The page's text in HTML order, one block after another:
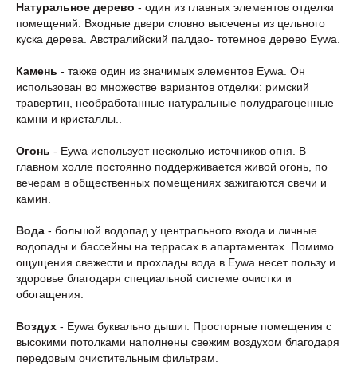
Натуральное дерево - один из главных элементов отделки
помещений. Входные двери словно высечены из цельного
куска дерева. Австралийский палдао- тотемное дерево Eywa.
Камень - также один из значимых элементов Eywa. Он
использован во множестве вариантов отделки: римский
травертин, необработанные натуральные полудрагоценные
камни и кристаллы..
Огонь - Eywa использует несколько источников огня. В
главном холле постоянно поддерживается живой огонь, по
вечерам в общественных помещениях зажигаются свечи и
камин.
Вода - большой водопад у центрального входа и личные
водопады и бассейны на террасах в апартаментах. Помимо
ощущения свежести и прохлады вода в Eywa несет пользу и
здоровье благодаря специальной системе очистки и
обогащения.
Воздух - Eywa буквально дышит. Просторные помещения с
высокими потолками наполнены свежим воздухом благодаря
передовым очистительным фильтрам.